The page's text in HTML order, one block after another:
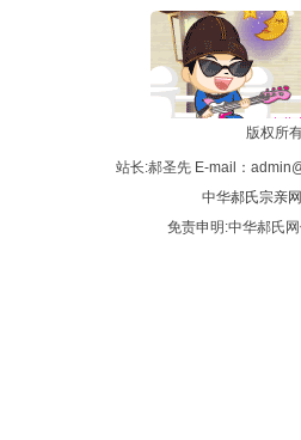
版权所
站长:郝圣先 E-mail：
中华郝氏宗亲网
免责申明:中华郝氏